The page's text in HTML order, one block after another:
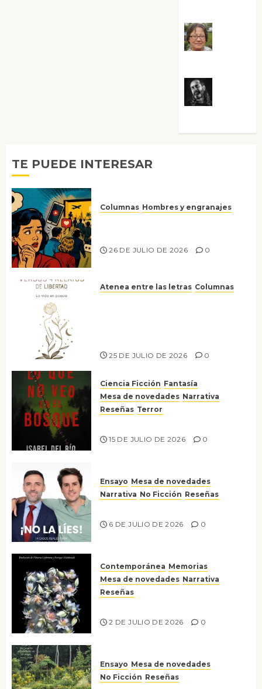
TE PUEDE INTERESAR
Columnas Hombres y engranajes
26 DE JULIO DE 2026 0
Atenea entre las letras Columnas
25 DE JULIO DE 2026 0
Ciencia Ficción Fantasía
Mesa de novedades Narrativa
Reseñas Terror
15 DE JULIO DE 2026 0
Ensayo Mesa de novedades
Narrativa No Ficción Reseñas
6 DE JULIO DE 2026 0
Contemporánea Memorias
Mesa de novedades Narrativa
Reseñas
2 DE JULIO DE 2026 0
Ensayo Mesa de novedades
No Ficción Reseñas